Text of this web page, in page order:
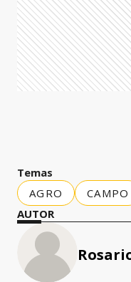
Temas
AGRO
CAMPO
AUTOR